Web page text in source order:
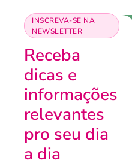
INSCREVA-SE NA
NEWSLETTER
Receba
dicas e
informações
relevantes
pro seu dia
a dia